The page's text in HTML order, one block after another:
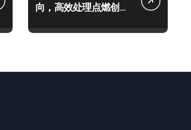
向，高效处理点燃创业